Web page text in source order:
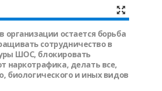
остается борьба
сотрудничество в
ШОС, блокировать
наркотрафика, делать все,
биологического и иных видов